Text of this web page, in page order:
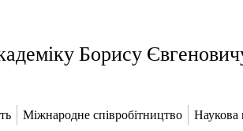
Борису
Міжнародне співробітництво Наукова